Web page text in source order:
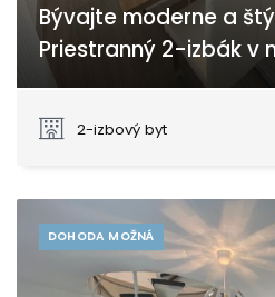
Bývajte moderne a
Priestranný 2-izbák v
2-izbový byt
DOHODA MOŽNÁ